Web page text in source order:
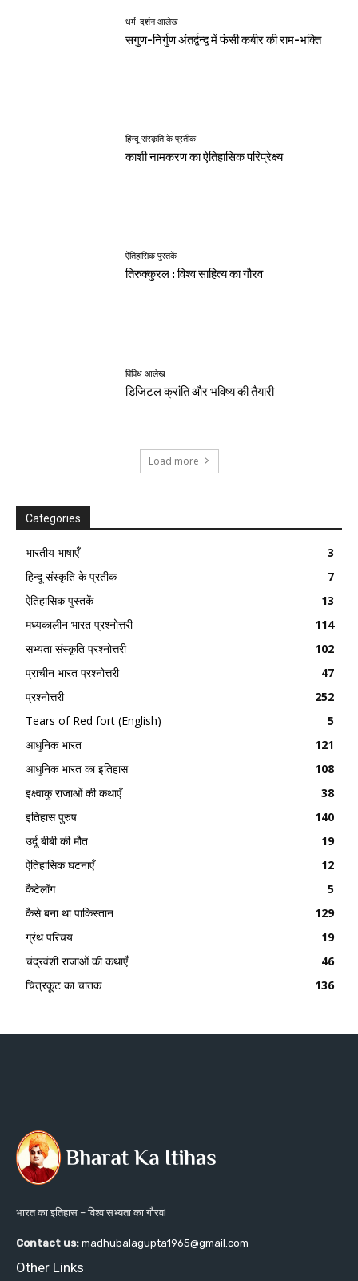
धर्म-दर्शन आलेख
सगुण-निर्गुण अंतर्द्वन्द्व में फंसी कबीर की राम-भक्ति
हिन्दू संस्कृति के प्रतीक
काशी नामकरण का ऐतिहासिक परिप्रेक्ष्य
ऐतिहासिक पुस्तकें
तिरुक्कुरल : विश्व साहित्य का गौरव
विविध आलेख
डिजिटल क्रांति और भविष्य की तैयारी
Load more
Categories
भारतीय भाषाएँ
3
हिन्दू संस्कृति के प्रतीक
7
ऐतिहासिक पुस्तकें
13
मध्यकालीन भारत प्रश्नोत्तरी
114
सभ्यता संस्कृति प्रश्नोत्तरी
102
प्राचीन भारत प्रश्नोत्तरी
47
प्रश्नोत्तरी
252
Tears of Red fort (English)
5
आधुनिक भारत
121
आधुनिक भारत का इतिहास
108
इक्ष्वाकु राजाओं की कथाएँ
38
इतिहास पुरुष
140
उर्दू बीबी की मौत
19
ऐतिहासिक घटनाएँ
12
कैटेलॉग
5
कैसे बना था पाकिस्तान
129
ग्रंथ परिचय
19
चंद्रवंशी राजाओं की कथाएँ
46
चित्रकूट का चातक
136
भारत का इतिहास – विश्व सभ्यता का गौरव!
Contact us: madhubalagupta1965@gmail.com
Other Links